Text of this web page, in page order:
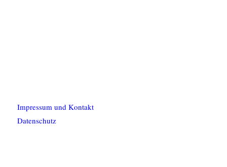
Impressum und Kontakt
Datenschutz